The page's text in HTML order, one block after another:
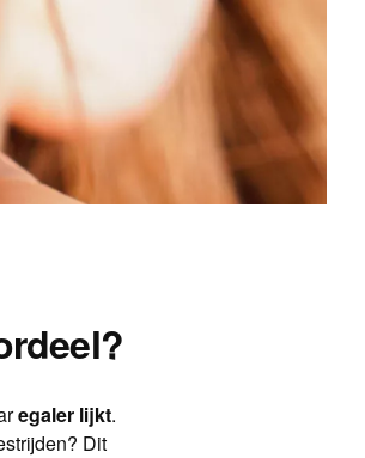
egaler lijkt.
Dit